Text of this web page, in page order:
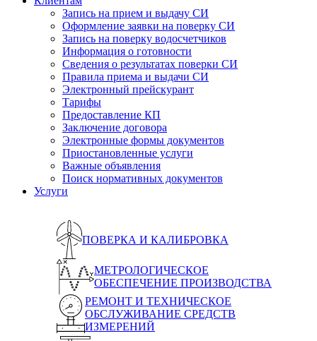
Запись на прием и выдачу СИ
Оформление заявки на поверку СИ
Запись на поверку водосчетчиков
Информация о готовности
Сведения о результатах поверки СИ
Правила приема и выдачи СИ
Электронный прейскурант
Тарифы
Предоставление КП
Заключение договора
Электронные формы документов
Приостановленные услуги
Важные объявления
Поиск нормативных документов
Услуги
ПОВЕРКА И КАЛИБРОВКА
МЕТРОЛОГИЧЕСКОЕ
ОБЕСПЕЧЕНИЕ ПРОИЗВОДСТВА
РЕМОНТ И ТЕХНИЧЕСКОЕ
ОБСЛУЖИВАНИЕ СРЕДСТВ
ИЗМЕРЕНИЙ